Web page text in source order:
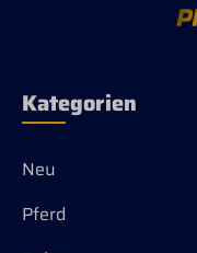
Kategorien
Neu
Pferd